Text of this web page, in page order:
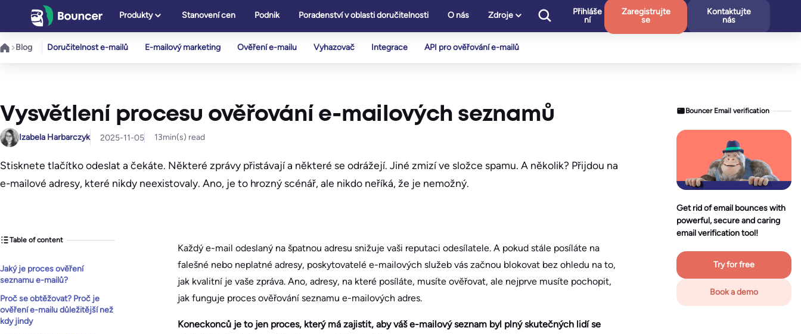
Přeskočit
obsah
Produkty Stanovení cen Podnik Poradenství v oblasti doručitelnosti O nás Zdroje
Přihláše
ní
Zaregistrujte
se
Kontaktujte
nás
Blog Doručitelnost e-mailů E-mailový marketing Ověření e-mailu Vyhazovač Integrace API pro ověřování e-mailů
Vysvětlení procesu ověřování e-mailových seznamů
Izabela Harbarczyk 2025-11-05 13min(s) read
Stisknete tlačítko odeslat a čekáte. Některé zprávy přistávají a některé se odrážejí. Jiné zmizí ve složce spamu. A několik? Přijdou na
e-mailové adresy, které nikdy neexistovaly. Ano, je to hrozný scénář, ale nikdo neříká, že je nemožný.
Table of content
Jaký je proces ověření
seznamu e-mailů?
Proč se obtěžovat? Proč je
ověření e-mailu důležitější než
kdy jindy
Každý e-mail odeslaný na špatnou adresu snižuje vaši reputaci odesílatele. A pokud stále posíláte na
falešné nebo neplatné adresy, poskytovatelé e-mailových služeb vás začnou blokovat bez ohledu na to,
jak kvalitní je vaše zpráva. Ano, adresy, na které posíláte, musíte ověřovat, ale nejprve musíte pochopit,
jak funguje proces ověřování seznamu e-mailových adres.
Koneckonců je to jen proces, který má zajistit, aby váš e-mailový seznam byl plný skutečných lidí se
Bouncer Email verification
Get rid of email bounces with
powerful, secure and caring
email verification tool!
Try for free
Book a demo